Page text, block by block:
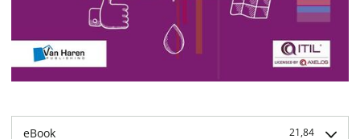
eBook 21,84